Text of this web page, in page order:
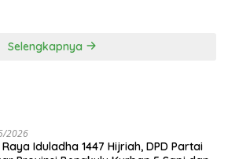
Selengkapnya
2026
Iduladha 1447 Hijriah, DPD Partai